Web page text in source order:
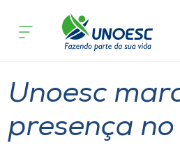
Cursos
acontece
Unoesc
presença no